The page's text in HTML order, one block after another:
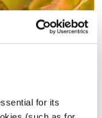
for its
שינויים קטנים